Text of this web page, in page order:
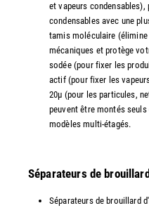
et vapeurs
condensables avec une
tamis moléculaire
mécaniques et protège
sodée (pour fixer les
actif (pour fixer les
20µ (pour les particules,
peuvent être montés
modèles multi-étagés.
Séparateurs de
Séparateurs de brouillard